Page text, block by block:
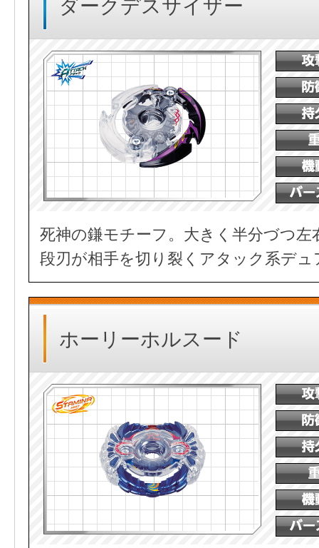
ダークデスサイザー
死神の鎌モチーフ。大きく半分づつ
段刃が相手を切り裂くアタック系デ
ホーリーホルスード